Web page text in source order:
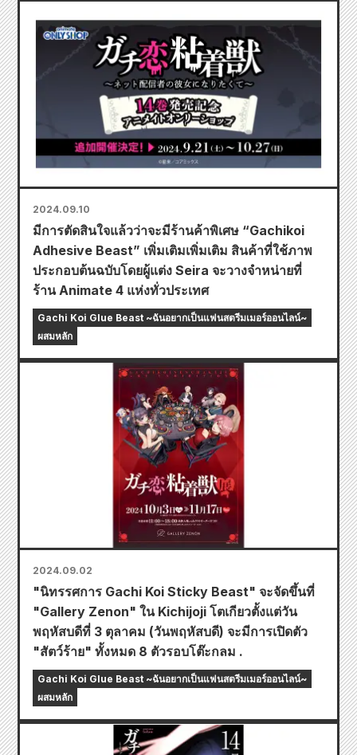
2024.09.10
มีการตัดสินใจแล้วว่าจะมีร้านค้าพิเศษ “Gachikoi
Adhesive Beast” เพิ่มเติมเพิ่มเติม สินค้าที่ใช้ภาพ
ประกอบต้นฉบับโดยผู้แต่ง Seira จะวางจำหน่ายที่
ร้าน Animate 4 แห่งทั่วประเทศ
Gachi Koi Glue Beast ~ฉันอยากเป็นแฟนสตรีมเมอร์ออนไลน์~
ผสมหลัก
2024.09.02
"นิทรรศการ Gachi Koi Sticky Beast" จะจัดขึ้นที่
"Gallery Zenon" ใน Kichijoji โตเกียวตั้งแต่วัน
พฤหัสบดีที่ 3 ตุลาคม (วันพฤหัสบดี) จะมีการเปิดตัว
"สัตว์ร้าย" ทั้งหมด 8 ตัวรอบโต๊ะกลม .
Gachi Koi Glue Beast ~ฉันอยากเป็นแฟนสตรีมเมอร์ออนไลน์~
ผสมหลัก